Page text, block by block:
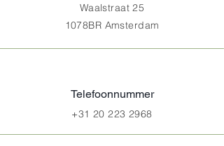
Waalstraat 25
1078BR Amsterdam
Telefoonnummer
+31 20 223 2968